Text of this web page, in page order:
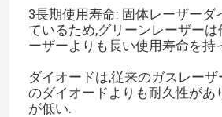
3長期使用寿命: 固体レーザーダ
ているため,グリーンレーザー
ーザーよりも長い使用寿命を持
ダイオードは,従来のガスレー
のダイオードよりも耐久性があ
が低い.